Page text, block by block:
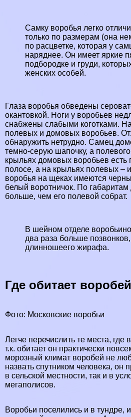
Самку воробья легко
только по размерам (она
по расцветке, которая у
наряднее. Он имеет яркие
подбородке и гpyди,
женских особей.
Глаза воробья обведены
окантовкой. Ноги у воробьев
снабжены слабыми коготками.
полевых и домовых воробьев.
обнаружить нетрудно. Самец
темно-серую шапочку, а
крыльях домовых воробьев есть
полосе, а на крыльях полевых –
воробья на щеках имеются
белый воротничок. По
больше, чем его полевой собрат.
В шейном отделе
два раза больше
длинношеего жирафа.
Где обитает
Фото: Московские воробьи
Легче перечислить те места, где
т.к. обитает он пpaктически
морозный климат воробей не
назвать спутником человека, он
в сельской местности, так и в
мегаполисов.
Воробьи поселились и в тундре,